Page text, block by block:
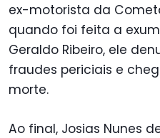
ex-motorista da
quando foi feita a
Geraldo Ribeiro, ele
fraudes periciais e
morte.
Ao final, Josias Nunes